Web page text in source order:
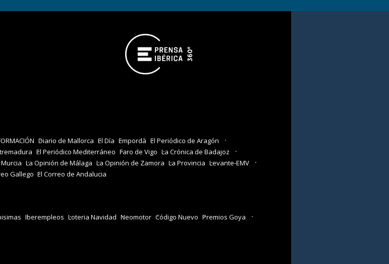
Diario de Mallorca El Día Empordà El Periódico de Aragón
El Periódico Mediterráneo Faro de Vigo La Crónica de Badajoz
La Opinión de Málaga La Opinión de Zamora La Provincia Levante-EMV
Gallego El Correo de Andalucia
Iberempleos Loteria Navidad Neomotor Código Nuevo Premios Goya